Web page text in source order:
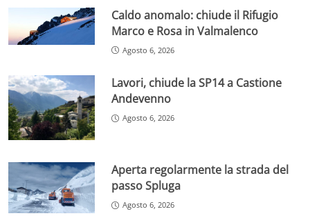
Caldo anomalo: chiude il Rifugio
Marco e Rosa in Valmalenco
Agosto 6, 2026
Lavori, chiude la SP14 a Castione
Andevenno
Agosto 6, 2026
Aperta regolarmente la strada del
passo Spluga
Agosto 6, 2026